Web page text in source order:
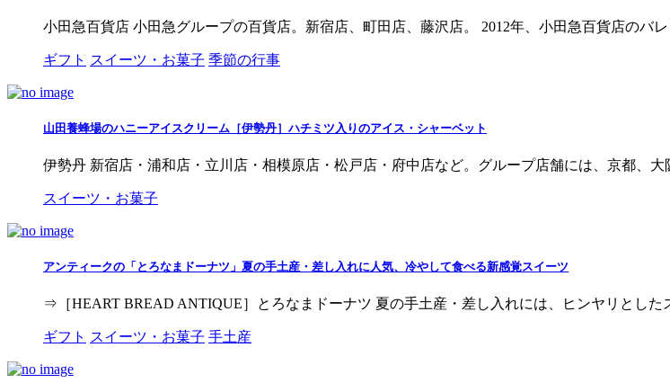
小田急百貨店 小田急グループの百貨店。新宿店、町田店、藤沢店。 2012年、小田急百貨店のバ
ギフト スイーツ・お菓子 季節の行事
山田養蜂場のハニーアイスクリーム［伊勢丹］ハチミツ入りのアイス・シャーベット
伊勢丹 新宿店・浦和店・立川店・相模原店・松戸店・府中店など。グループ店舗には、京都、
スイーツ・お菓子
アンティークの「とろなまドーナツ」夏の手土産・差し入れに人気、冷やして食べる新感覚スイーツ
⇒［HEART BREAD ANTIQUE］とろなまドーナツ 夏の手土産・差し入れには、ヒンヤリとし
ギフト スイーツ・お菓子 手土産